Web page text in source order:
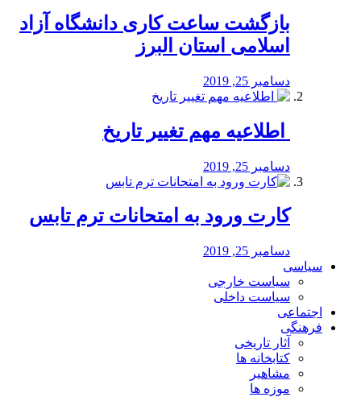
بازگشت ساعت کاری دانشگاه آزاد
اسلامی استان البرز
دسامبر 25, 2019
️ اطلاعیه مهم تغییر تاریخ
دسامبر 25, 2019
کارت ورود به امتحانات ترم تابس
دسامبر 25, 2019
سیاسی
سیاست خارجی
سیاست داخلی
اجتماعی
فرهنگی
آثار تاریخی
کتابخانه ها
مشاهیر
موزه ها